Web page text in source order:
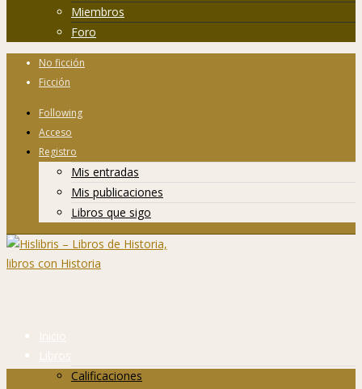
Miembros
Foro
No ficción
Ficción
Following
Acceso
Registro
Mis entradas
Mis publicaciones
Libros que sigo
Inicio
Libros
Calificaciones